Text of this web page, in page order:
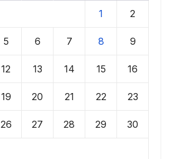
1 2
5 6 7 8 9
12 13 14 15 16
19 20 21 22 23
26 27 28 29 30